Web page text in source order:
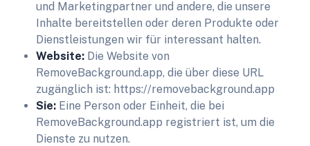
und Marketingpartner und andere, die unsere
Inhalte bereitstellen oder deren Produkte oder
Dienstleistungen wir für interessant halten.
Website: Die Website von
RemoveBackground.app, die über diese URL
zugänglich ist: https://removebackground.app
Sie: Eine Person oder Einheit, die bei
RemoveBackground.app registriert ist, um die
Dienste zu nutzen.